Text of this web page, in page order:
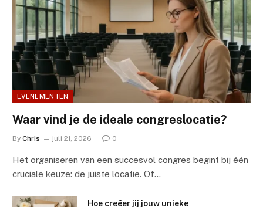
EVENEMENTEN
Waar vind je de ideale congreslocatie?
By Chris juli 21, 2026 0
Het organiseren van een succesvol congres begint bij één
cruciale keuze: de juiste locatie. Of…
Hoe creëer jij jouw unieke